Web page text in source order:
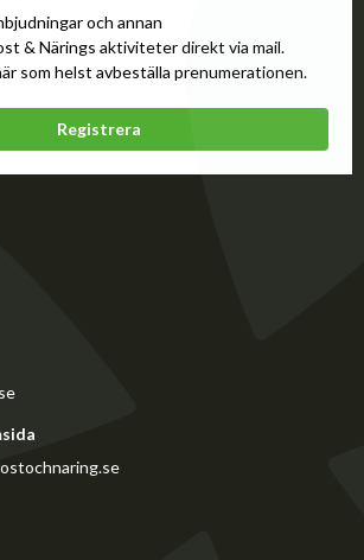
och annan
& Närings aktiviteter direkt via mail.
som helst avbeställa prenumerationen.
Registrera